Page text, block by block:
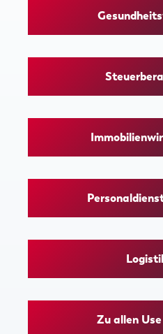
Zu allen